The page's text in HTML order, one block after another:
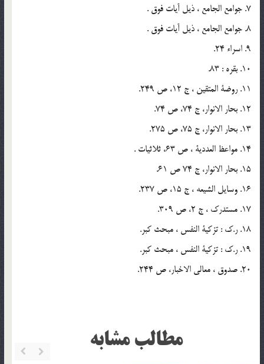
7. جوامع الجامع ، ذیل آیات فوق .
8. جوامع الجامع ، ذیل آیات فوق .
9. اسراء 24.
10. بقره : 83.
11. روضة المتقین ، ج 12، ص 249.
12. بحار الانوار، ج 74، ص 74.
13. بحار الانوار، ج 75، ص 275.
14. مواعظ العددیة ، ص 63، ثلاثیات .
15. بحار الانوار، ج 74 ص 61.
16. وسایل الشیعه ، ج 15، ص 237.
17. مستدرك ، ج 2، ص 309.
18. ر.ك : تزكیة النفس ، مبحث كبر.
19. ر.ك : تزكیة النفس ، مبحث كبر.
20. صدوق ، معالى الاخبار، ص 244.
مطالب مشابه